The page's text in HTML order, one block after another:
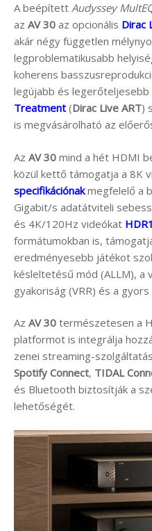
A beépített Audyssey
az AV 30 az opcionális Dirac
akár négy független
legproblematikusabb
koherens
legújabb és legerőteljesebb
Treatment (Dirac Live ART)
is megvásárolható az
Az AV 30 mind a hét HDMI
közül kettő támogatja a 8K
specifikációnakmegfelelő a
Gigabit/s adatátviteli
és 4K/120Hz videókat
formátumokban is,
eredményesebb játékot
késleltetésű mód (ALLM), a
gyakoriság (VRR) és a
Az AV 30 természetesen a
platformot is integrálja
zenei streaming-
Spotify Connect, TIDAL
és Bluetooth biztosítják a
lehetőségét.